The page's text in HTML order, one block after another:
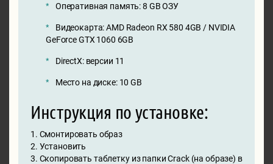
Оперативная память: 8 GB ОЗУ
Видеокарта: AMD Radeon RX 580 4GB / NVIDIA
GeForce GTX 1060 6GB
DirectX: версии 11
Место на диске: 10 GB
Инструкция по установке:
1. Смонтировать образ
2. Установить
3. Скопировать таблетку из папки Crack (на образе) в